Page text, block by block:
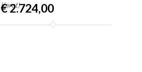
Karat)
€ 2.724,00